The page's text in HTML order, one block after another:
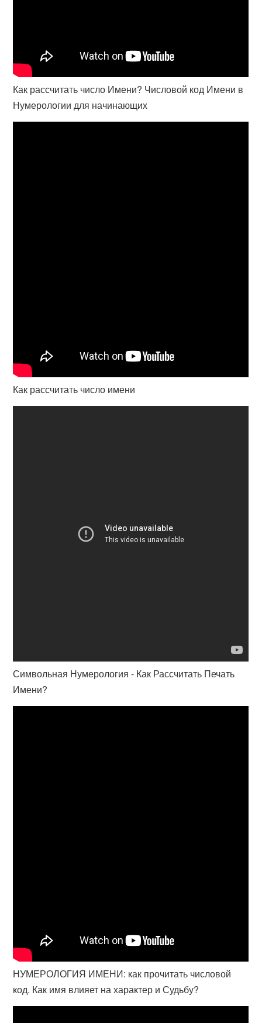
Как рассчитать число Имени? Числовой код Имени в
Нумерологии для начинающих
Как рассчитать число имени
Символьная Нумерология - Как Рассчитать Печать
Имени?
НУМЕРОЛОГИЯ ИМЕНИ: как прочитать числовой
код. Как имя влияет на характер и Судьбу?